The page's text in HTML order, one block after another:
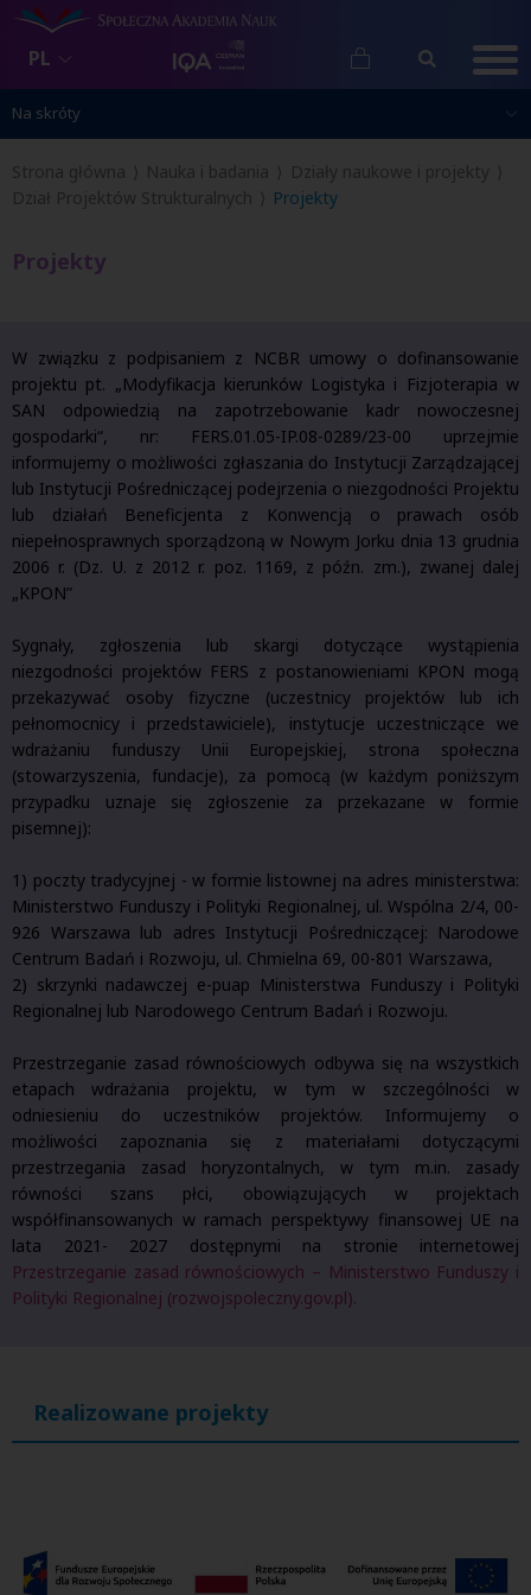
PL
Na skróty
Na skróty
Strona główna Nauka i badania
Działy naukowe i projekty
Dział Projektów Strukturalnych
Projekty
Projekty
W związku z podpisaniem z NCBR umowy o dofinansowanie
projektu pt. „Modyfikacja kierunków Logistyka i Fizjoterapia w
SAN odpowiedzią na zapotrzebowanie kadr nowoczesnej
gospodarki“, nr: FERS.01.05-IP.08-0289/23-00 uprzejmie
informujemy o możliwości zgłaszania do Instytucji Zarządzającej
lub Instytucji Pośredniczącej podejrzenia o niezgodności Projektu
lub działań Beneficjenta z Konwencją o prawach osób
niepełnosprawnych sporządzoną w Nowym Jorku dnia 13 grudnia
2006 r. (Dz. U. z 2012 r. poz. 1169, z późn. zm.), zwanej dalej
„KPON”
Sygnały, zgłoszenia lub skargi dotyczące wystąpienia
niezgodności projektów FERS z postanowieniami KPON mogą
przekazywać osoby fizyczne (uczestnicy projektów lub ich
pełnomocnicy i przedstawiciele), instytucje uczestniczące we
wdrażaniu funduszy Unii Europejskiej, strona społeczna
(stowarzyszenia, fundacje), za pomocą (w każdym poniższym
przypadku uznaje się zgłoszenie za przekazane w formie
pisemnej):
1) poczty tradycyjnej - w formie listownej na adres ministerstwa:
Ministerstwo Funduszy i Polityki Regionalnej, ul. Wspólna 2/4, 00-
926 Warszawa lub adres Instytucji Pośredniczącej: Narodowe
Centrum Badań i Rozwoju, ul. Chmielna 69, 00-801 Warszawa,
2) skrzynki nadawczej e-puap Ministerstwa Funduszy i Polityki
Regionalnej lub Narodowego Centrum Badań i Rozwoju.
Przestrzeganie zasad równościowych odbywa się na wszystkich
etapach wdrażania projektu, w tym w szczególności w
odniesieniu do uczestników projektów. Informujemy o
możliwości zapoznania się z materiałami dotyczącymi
przestrzegania zasad horyzontalnych, w tym m.in. zasady
równości szans płci, obowiązujących w projektach
współfinansowanych w ramach perspektywy finansowej UE na
lata 2021- 2027 dostępnymi na stronie internetowej
Przestrzeganie zasad równościowych – Ministerstwo Funduszy i
Polityki Regionalnej (rozwojspoleczny.gov.pl).
Realizowane projekty